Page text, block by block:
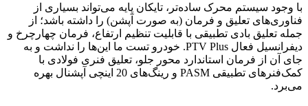
با وجود سیستم محرک ساده‌تر، تایکان پایه می‌تواند بسیاری از
فناوری‌های تعلیق و فرمان (به صورت آپشن) را داشته باشد؛ از
جمله تعلیق بادی تطبیقی با قابلیت تنظیم ارتفاع، فرمان چهارچرخ و
دیفرانسیل فعال PTV Plus. خودرو تست ما این‌ها را نداشت و به
جای آن از فرمان استاندارد محور جلو، تعلیق فنری فولادی با
کمک‌فنرهای تطبیقی PASM و رینگ‌های 20 اینچی آپشنال بهره
می‌برد.